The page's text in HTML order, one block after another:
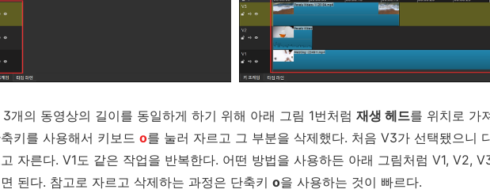
3개의 동영상의 길이를 동일하게 하기 위해 아래 그림 1번처럼 재생 헤드를 위치로 가
키를 사용해서 키보드 o를 눌러 자르고 그 부분을 삭제했다. 처음 V3가 선택됐으니
자른다. V1도 같은 작업을 반복한다. 어떤 방법을 사용하든 아래 그림처럼 V1, V2,
된다. 참고로 자르고 삭제하는 과정은 단축키 o을 사용하는 것이 빠르다.